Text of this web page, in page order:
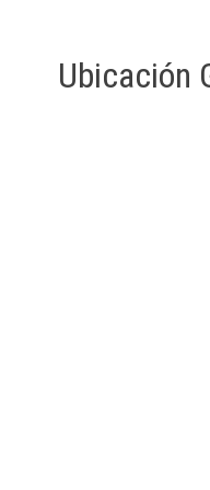
Ubicación